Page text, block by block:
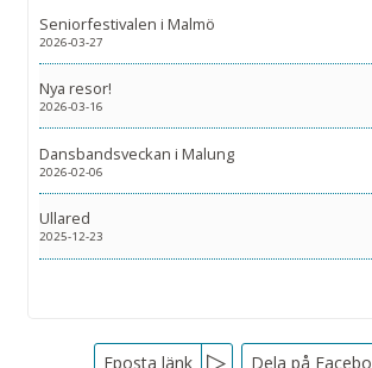
Seniorfestivalen i Malmö
2026-03-27
Nya resor!
2026-03-16
Dansbandsveckan i Malung
2026-02-06
Ullared
2025-12-23
FacebookEposta länk Dela på